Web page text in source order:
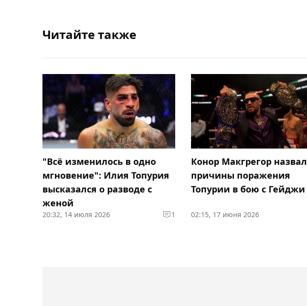
Читайте также
"Всё изменилось в одно
мгновение": Илия Топурия
высказался о разводе с
женой
20:32, 14 июля 2026 1
Конор Макгрегор назвал
причины поражения
Топурии в бою с Гейджи
02:15, 17 июня 2026